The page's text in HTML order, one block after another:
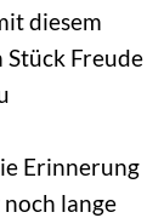
diesem
Stück Freude
Erinnerung
lange